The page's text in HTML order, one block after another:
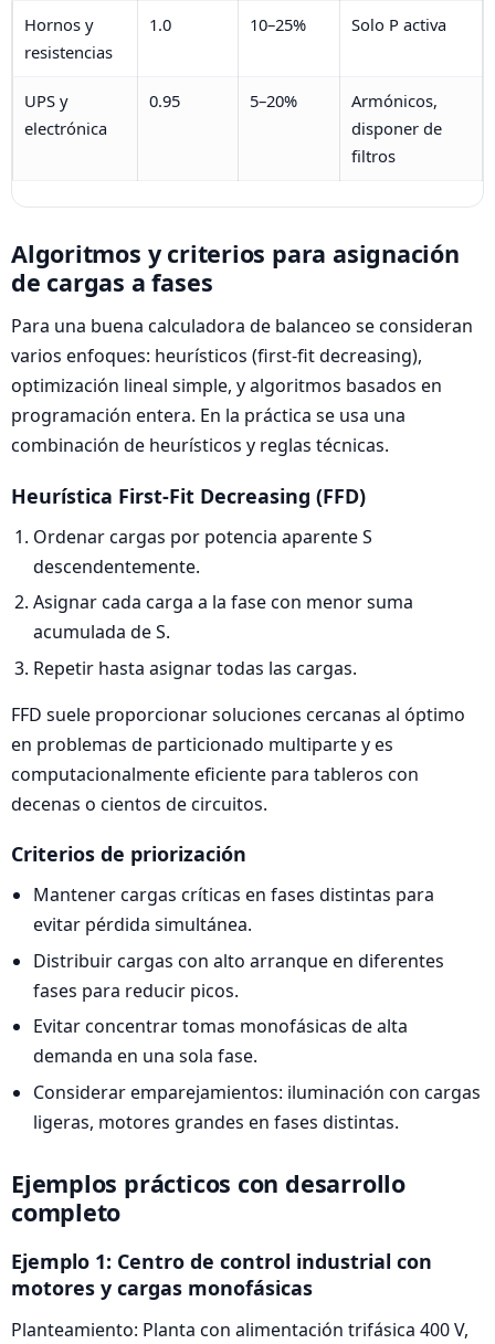
Hornos y
resistencias
1.0 10–25% Solo P activa
UPS y
electrónica
0.95 5–20%
Armónicos,
disponer de
filtros
Algoritmos y criterios para asignación
de cargas a fases
Para una buena calculadora de balanceo se consideran
varios enfoques: heurísticos (first-fit decreasing),
optimización lineal simple, y algoritmos basados en
programación entera. En la práctica se usa una
combinación de heurísticos y reglas técnicas.
Heurística First-Fit Decreasing (FFD)
Ordenar cargas por potencia aparente S
descendentemente.
Asignar cada carga a la fase con menor suma
acumulada de S.
Repetir hasta asignar todas las cargas.
FFD suele proporcionar soluciones cercanas al óptimo
en problemas de particionado multiparte y es
computacionalmente eficiente para tableros con
decenas o cientos de circuitos.
Criterios de priorización
Mantener cargas críticas en fases distintas para
evitar pérdida simultánea.
Distribuir cargas con alto arranque en diferentes
fases para reducir picos.
Evitar concentrar tomas monofásicas de alta
demanda en una sola fase.
Considerar emparejamientos: iluminación con cargas
ligeras, motores grandes en fases distintas.
Ejemplos prácticos con desarrollo
completo
Ejemplo 1: Centro de control industrial con
motores y cargas monofásicas
Planteamiento: Planta con alimentación trifásica 400 V,